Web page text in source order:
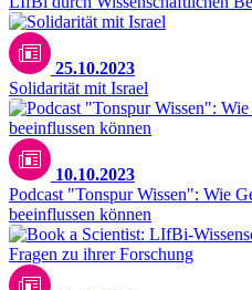
25.10.2023
Solidarität mit Israel
10.10.2023
Podcast "Tonspur Wissen": Wie
beeinflussen können